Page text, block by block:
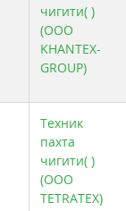
чигити( )
(ООО
KHANTEX-
GROUP)
Техник
пахта
чигити( )
(ООО
TETRATEX)